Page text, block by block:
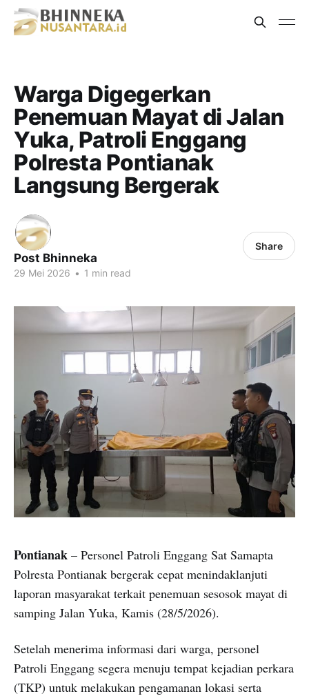
Warga Digegerkan
Penemuan Mayat di Jalan
Yuka, Patroli Enggang
Polresta Pontianak
Langsung Bergerak
Post Bhinneka
29 Mei 2026 • 1 min read
Share
Pontianak – Personel Patroli Enggang Sat Samapta
Polresta Pontianak bergerak cepat menindaklanjuti
laporan masyarakat terkait penemuan sesosok mayat di
samping Jalan Yuka, Kamis (28/5/2026).
Setelah menerima informasi dari warga, personel
Patroli Enggang segera menuju tempat kejadian perkara
(TKP) untuk melakukan pengamanan lokasi serta